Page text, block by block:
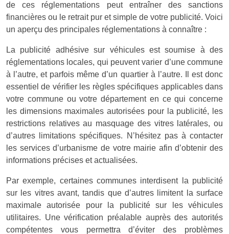
de ces réglementations peut entraîner des sanctions
financières ou le retrait pur et simple de votre publicité. Voici
un aperçu des principales réglementations à connaître :
La publicité adhésive sur véhicules est soumise à des
réglementations locales, qui peuvent varier d’une commune
à l’autre, et parfois même d’un quartier à l’autre. Il est donc
essentiel de vérifier les règles spécifiques applicables dans
votre commune ou votre département en ce qui concerne
les dimensions maximales autorisées pour la publicité, les
restrictions relatives au masquage des vitres latérales, ou
d’autres limitations spécifiques. N’hésitez pas à contacter
les services d’urbanisme de votre mairie afin d’obtenir des
informations précises et actualisées.
Par exemple, certaines communes interdisent la publicité
sur les vitres avant, tandis que d’autres limitent la surface
maximale autorisée pour la publicité sur les véhicules
utilitaires. Une vérification préalable auprès des autorités
compétentes vous permettra d’éviter des problèmes